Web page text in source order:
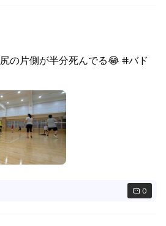
の片側が半分死んでる😂 #バド
0